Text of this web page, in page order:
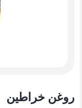
روغن خراطین